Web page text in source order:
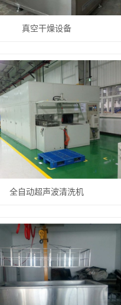
真空干燥设备
全自动超声波清洗机